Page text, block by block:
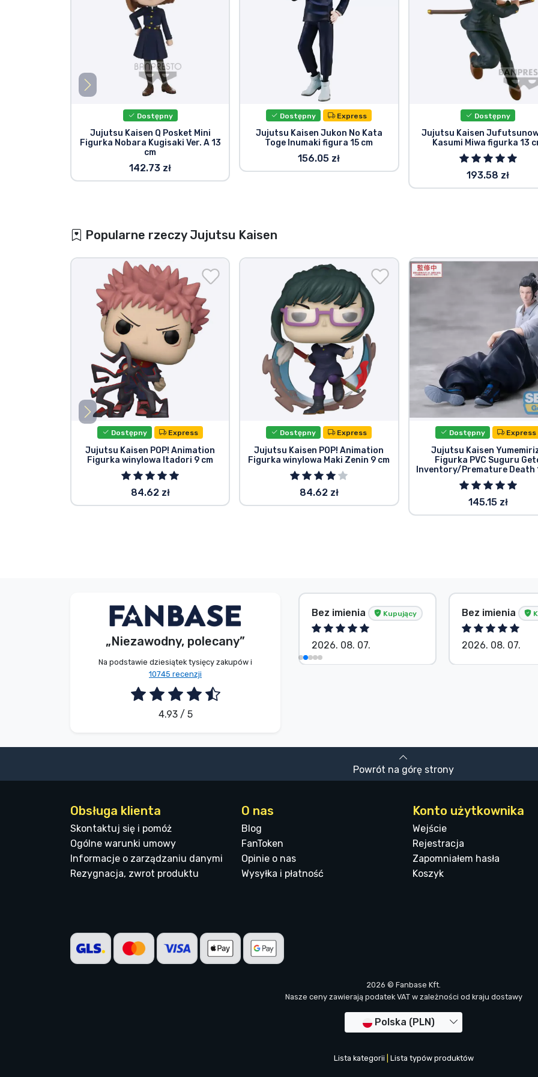
Dostępny
Jujutsu Kaisen Q Posket Mini
Figurka Nobara Kugisaki Ver. A 13
cm
142.73 zł
Dostępny Express
Jujutsu Kaisen Jukon No Kata
Toge Inumaki figura 15 cm
156.05 zł
Dostępny
Jujutsu Kaisen
Kasumi Miwa figurka 13
193.58 zł
Popularne rzeczy Jujutsu Kaisen
Dostępny Express
Jujutsu Kaisen POP! Animation
Figurka winylowa Itadori 9 cm
84.62 zł
Dostępny Express
Jujutsu Kaisen POP! Animation
Figurka winylowa Maki Zenin 9 cm
84.62 zł
Dostępny Express
Jujutsu Kaisen
Figurka PVC Suguru
Inventory/Premature Death
145.15 zł
„Niezawodny, polecany”
Na podstawie dziesiątek tysięcy zakupów i
10745 recenzji
4.93 / 5
Bez imienia Kupujący
2026. 08. 08.
Bez imienia Kupujący
2026. 08. 07.
Bez imienia
2026. 08. 07.
Powrót na górę strony
Obsługa klienta
Skontaktuj się i pomóż
Ogólne warunki umowy
Informacje o zarządzaniu danymi
Rezygnacja, zwrot produktu
O nas
Blog
FanToken
Opinie o nas
Wysyłka i płatność
Konto użytkownika
Wejście
Rejestracja
Zapomniałem hasła
Koszyk
2026 © Fanbase Kft.
Nasze ceny zawierają podatek VAT w zależności od kraju dostawy
Polska (PLN)
Lista kategorii Lista typów produktów